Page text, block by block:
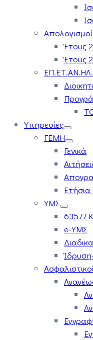
Έτους
Έτους
ΕΠ.ΕΤ.ΑΝ.ΗΛ.
Υπηρεσίες
ΓΕΜΗ
Γενικά
ΥΜΣ
63577
e-ΥΜΣ